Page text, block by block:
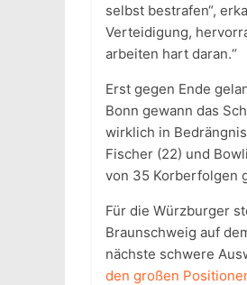
selbst bestrafen“,
Verteidigung,
arbeiten hart daran.“
Erst gegen Ende
Bonn gewann das
wirklich in
Fischer (22) und
von 35 Korberfolgen
Für die Würzburger
Braunschweig auf
nächste schwere
den großen